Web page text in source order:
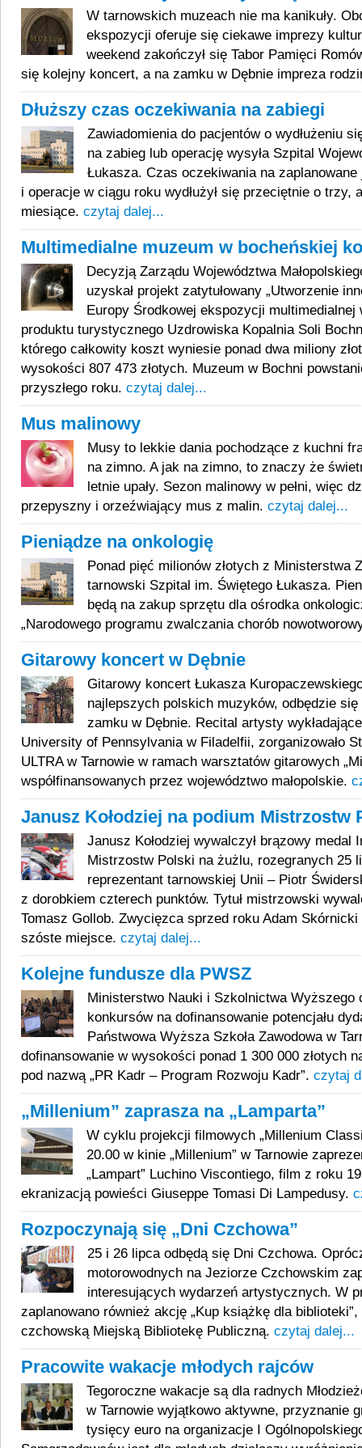
W tarnowskich muzeach nie ma kanikuły.
ekspozycji oferuje się ciekawe imprezy
weekend zakończył się Tabor Pamięci
się kolejny koncert, a na zamku w Dębnie impreza
Dłuższy czas oczekiwania na zabiegi
Zawiadomienia do pacjentów o wydłużeniu
na zabieg lub operację wysyła Szpital
Łukasza. Czas oczekiwania na
i operacje w ciągu roku wydłużył się przeciętnie o trzy,
miesiące. czytaj dalej...
Multimedialne muzeum w bocheńskiej
Decyzją Zarządu Województwa
uzyskał projekt zatytułowany „Utworzenie
Europy Środkowej ekspozycji multimedialnej
produktu turystycznego Uzdrowiska Kopalnia Soli
którego całkowity koszt wyniesie ponad dwa miliony
wysokości 807 473 złotych. Muzeum w Bochni
przyszłego roku. czytaj dalej...
Mus malinowy
Musy to lekkie dania pochodzące z kuchni
na zimno. A jak na zimno, to znaczy że
letnie upały. Sezon malinowy w pełni, więc
przepyszny i orzeźwiający mus z malin. czytaj dalej...
Pieniądze na onkologię
Ponad pięć milionów złotych z Ministerstwa
tarnowski Szpital im. Świętego Łukasza.
będą na zakup sprzętu dla ośrodka
„Narodowego programu zwalczania chorób
Gitarowy koncert w Dębnie
Gitarowy koncert Łukasza
najlepszych polskich muzyków, odbędzie
zamku w Dębnie. Recital artysty
University of Pennsylvania w Filadelfii, zorganizowało
ULTRA w Tarnowie w ramach warsztatów gitarowych
współfinansowanych przez województwo małopolskie.
Janusz Kołodziej na podium Mistrzostw
Janusz Kołodziej wywalczył brązowy medal
Mistrzostw Polski na żużlu, rozegranych 25
reprezentant tarnowskiej Unii – Piotr
z dorobkiem czterech punktów. Tytuł mistrzowski
Tomasz Gollob. Zwycięzca sprzed roku Adam Skórnicki
szóste miejsce. czytaj dalej...
Kolejne fundusze dla PWSZ
Ministerstwo Nauki i Szkolnictwa Wyższego
konkursów na dofinansowanie potencjału
Państwowa Wyższa Szkoła Zawodowa w
dofinansowanie w wysokości ponad 1 300 000 złotych
pod nazwą „PR Kadr – Program Rozwoju Kadr”. czytaj
„Millenium” zaprasza na „Lamparta”
W cyklu projekcji filmowych „Millenium
20.00 w kinie „Millenium” w Tarnowie
„Lampart” Luchino Viscontiego, film z roku
ekranizacją powieści Giuseppe Tomasi Di Lampedusy.
Rozpoczynają się „Dni Czchowa”
25 i 26 lipca odbędą się Dni Czchowa.
motorowodnych na Jeziorze Czchowskim
interesujących wydarzeń artystycznych. W
zaplanowano również akcję „Kup książkę dla
czchowską Miejską Bibliotekę Publiczną. czytaj dalej...
Pracowite wakacje młodych rajców
Tegoroczne wakacje są dla radnych
w Tarnowie wyjątkowo aktywne, przyznanie
tysięcy euro na organizacje I